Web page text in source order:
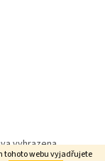
tohoto webu vyjadřujete
vyhrazena.